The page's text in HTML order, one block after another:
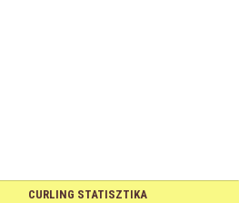
CURLING STATISZTIKA